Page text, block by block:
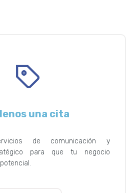
una cita
de comunicación y
para que tu negocio